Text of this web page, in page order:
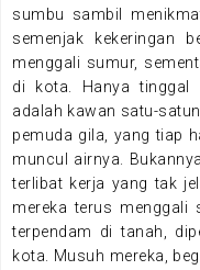
sumbu sambil
semenjak kekeringan
menggali sumur,
di kota. Hanya tinggal
adalah kawan satu-
pemuda gila, yang tiap
muncul airnya.
terlibat kerja yang tak
mereka terus menggali
terpendam di tanah,
kota. Musuh mereka,